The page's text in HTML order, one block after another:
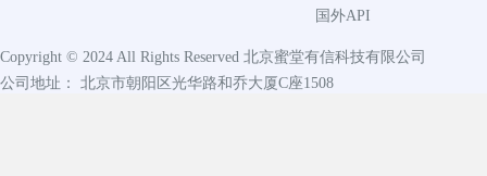
国外API
Copyright © 2024 All Rights Reserved 北京蜜堂有信科技有限公司
公司地址： 北京市朝阳区光华路和乔大厦C座1508